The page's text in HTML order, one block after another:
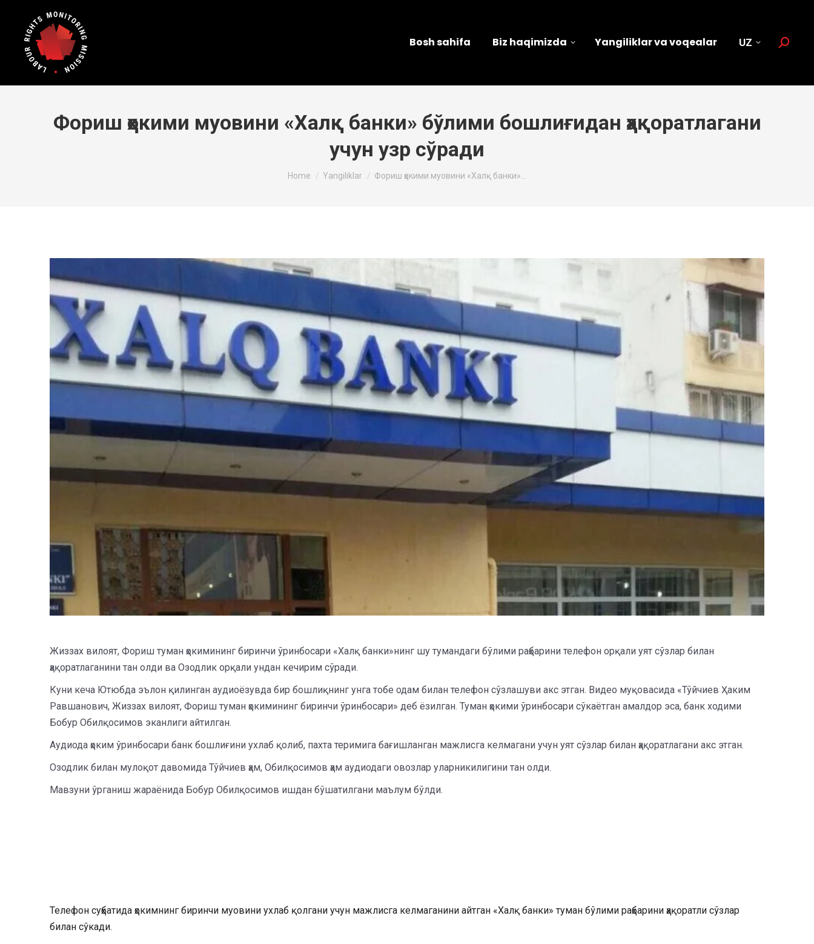
Bosh sahifa Biz haqimizda Yangiliklar va voqealar UZ Search:
Фориш ҳокими муовини «Халқ банки» бўлими бошлиғидан ҳақоратлагани
учун узр сўради
You are here:
Home Yangiliklar Фориш ҳокими муовини «Халқ банки»…
Жиззах вилоят, Фориш туман ҳокимининг биринчи ўринбосари «Халқ банки»нинг шу тумандаги бўлими раҳбарини телефон орқали уят сўзлар билан
ҳақоратлаганини тан олди ва Озодлик орқали ундан кечирим сўради.
Куни кеча Ютюбда эълон қилинган аудиоёзувда бир бошлиқнинг унга тобе одам билан телефон сўзлашуви акс этган. Видео муқовасида «Тўйчиев Ҳаким
Равшанович, Жиззах вилоят, Фориш туман ҳокимининг биринчи ўринбосари» деб ёзилган. Туман ҳокими ўринбосари сўкаётган амалдор эса, банк ходими
Бобур Обилқосимов эканлиги айтилган.
Аудиода ҳоким ўринбосари банк бошлиғини ухлаб қолиб, пахта теримига бағишланган мажлисга келмагани учун уят сўзлар билан ҳақоратлагани акс этган.
Озодлик билан мулоқот давомида Тўйчиев ҳам, Обилқосимов ҳам аудиодаги овозлар уларникилигини тан олди.
Мавзуни ўрганиш жараёнида Бобур Обилқосимов ишдан бўшатилгани маълум бўлди.
Телефон суҳбатида ҳокимнинг биринчи муовини ухлаб қолгани учун мажлисга келмаганини айтган «Халқ банки» туман бўлими раҳбарини ҳақоратли сўзлар
билан сўкади.